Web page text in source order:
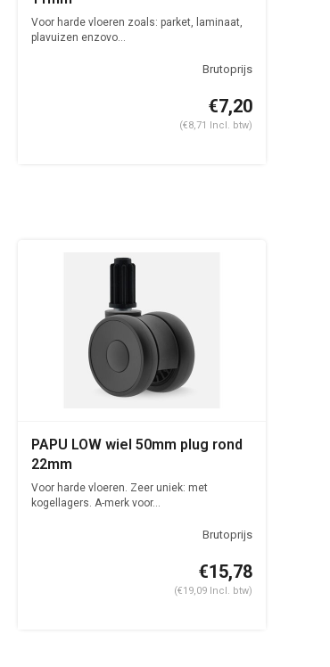
Voor harde vloeren zoals: parket, laminaat,
plavuizen enzovo...
€7,20
(€8,71 Incl. btw)
PAPU LOW wiel 50mm plug rond
22mm
Voor harde vloeren. Zeer uniek: met
kogellagers. A-merk voor...
€15,78
(€19,09 Incl. btw)